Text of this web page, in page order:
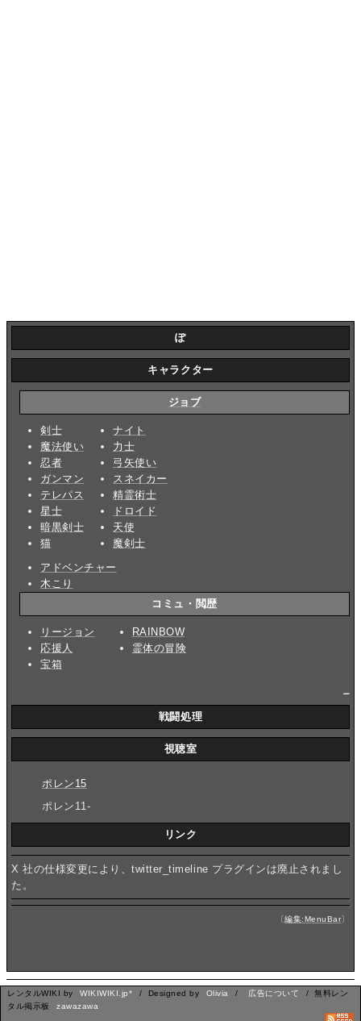
ぽ
キャラクター
ジョブ
剣士
魔法使い
忍者
ガンマン
テレパス
星士
暗黒剣士
猫
ナイト
力士
弓矢使い
スネイカー
精霊術士
ドロイド
天使
魔剣士
アドベンチャー
木こり
コミュ・閲歴
リージョン
応援人
宝箱
RAINBOW
霊体の冒険
戦闘処理
視聴室
ポレン15
ポレン11-
リンク
X 社の仕様変更により、twitter_timeline プラグインは廃止されまし
た。
〔編集:MenuBar〕
レンタルWIKI by WIKIWIKI.jp* / Designed by Olivia / 広告について
/ 無料レン
タル掲示板
zawazawa